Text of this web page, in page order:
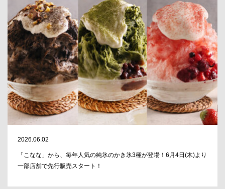
2026.06.02
「こなな」から、毎年人気の純氷のかき氷3種が登場！6月4日(木)より
一部店舗で先行販売スタート！